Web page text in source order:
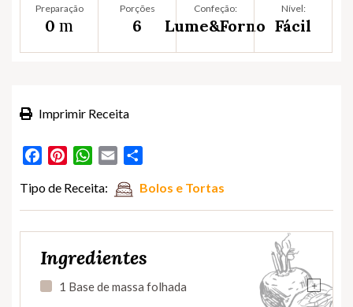
Preparação
0 m
Porções
6
Confeção:
Lume&Forno
Nível:
Fácil
Imprimir Receita
FacebookPinterestWhatsApp
Email
Tipo de Receita: Bolos e Tortas
Ingredientes
+
1 Base de massa folhada